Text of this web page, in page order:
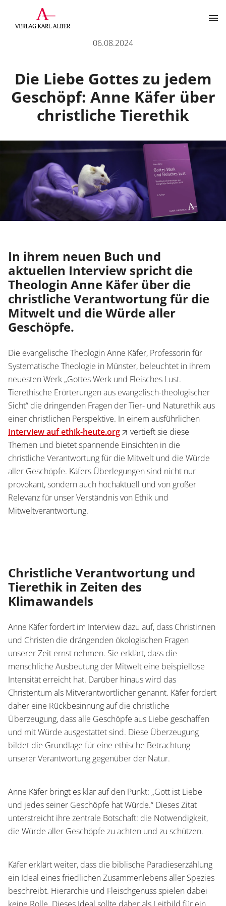
Der Verlag
Über uns
News
Termine
Karriere
Programm
Themenbereiche
Zeitschriften
Prospekte und Kataloge
Preise und Auszeichnungen
Wissenschaftlich publizieren
Open Access
Handelsinfo
Presse
Kontakt
Shop
Inlibra
Kontakt
Die Liebe Gottes zu jedem Geschöpf: Anne Käfer über
06.08.2024
Die Liebe Gottes zu jedem
Geschöpf: Anne Käfer über
christliche Tierethik
In ihrem neuen Buch und
aktuellen Interview spricht die
Theologin Anne Käfer über die
christliche Verantwortung für die
Mitwelt und die Würde aller
Geschöpfe.
Die evangelische Theologin Anne Käfer, Professorin für
Systematische Theologie in Münster, beleuchtet in ihrem
neuesten Werk „Gottes Werk und Fleisches Lust.
Tierethische Erörterungen aus evangelisch-theologischer
Sicht“ die dringenden Fragen der Tier- und Naturethik aus
einer christlichen Perspektive. In einem ausführlichen
Interview auf ethik-heute.org
vertieft sie diese
Themen und bietet spannende Einsichten in die
christliche Verantwortung für die Mitwelt und die Würde
aller Geschöpfe. Käfers Überlegungen sind nicht nur
provokant, sondern auch hochaktuell und von großer
Relevanz für unser Verständnis von Ethik und
Mitweltverantwortung.
Christliche Verantwortung und
Tierethik in Zeiten des
Klimawandels
Anne Käfer fordert im Interview dazu auf, dass Christinnen
und Christen die drängenden ökologischen Fragen
unserer Zeit ernst nehmen. Sie erklärt, dass die
menschliche Ausbeutung der Mitwelt eine beispiellose
Intensität erreicht hat. Darüber hinaus wird das
Christentum als Mitverantwortlicher genannt. Käfer fordert
daher eine Rückbesinnung auf die christliche
Überzeugung, dass alle Geschöpfe aus Liebe geschaffen
und mit Würde ausgestattet sind. Diese Überzeugung
bildet die Grundlage für eine ethische Betrachtung
unserer Verantwortung gegenüber der Natur.
Anne Käfer bringt es klar auf den Punkt: „Gott ist Liebe
und jedes seiner Geschöpfe hat Würde.“ Dieses Zitat
unterstreicht ihre zentrale Botschaft: die Notwendigkeit,
die Würde aller Geschöpfe zu achten und zu schützen.
Käfer erklärt weiter, dass die biblische Paradieserzählung
ein Ideal eines friedlichen Zusammenlebens aller Spezies
beschreibt. Hierarchie und Fleischgenuss spielen dabei